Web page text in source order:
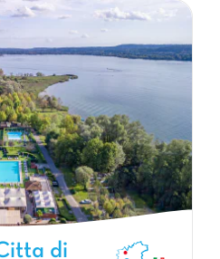
Lombardie
di